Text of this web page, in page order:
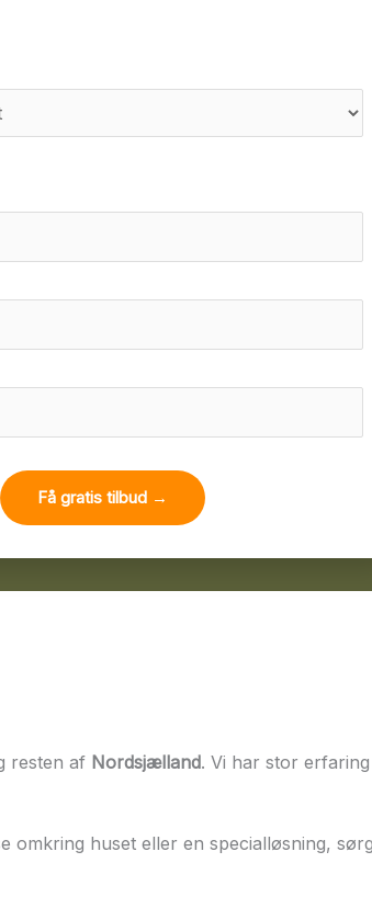
Få gratis tilbud →
resten af Nordsjælland. Vi har stor
omkring huset eller en specialløsning,